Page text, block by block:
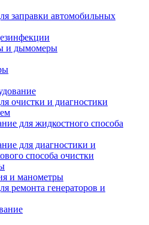
заправки автомобильных
и дымомеры
очистки и диагностики
для жидкостного способа
для диагностики и
способа очистки
и манометры
ремонта генераторов и